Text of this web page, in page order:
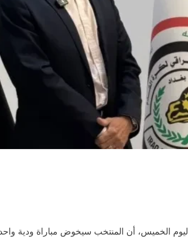
الخميس، أن المنتخب سيخوض مباراة ودية